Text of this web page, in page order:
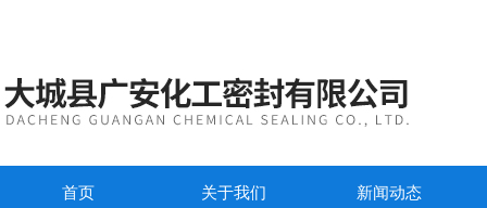
首页 关于我们 新闻动态